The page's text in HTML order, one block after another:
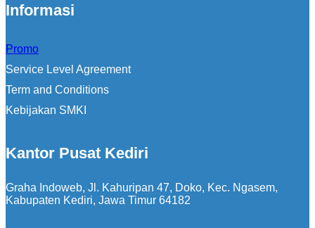
Informasi
Promo
Service Level Agreement
Term and Conditions
Kebijakan SMKI
Kantor Pusat Kediri
Graha Indoweb, Jl. Kahuripan 47, Doko, Kec. Ngasem,
Kabupaten Kediri, Jawa Timur 64182